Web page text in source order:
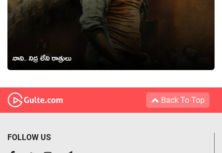
నాని.. నిద్ర లేని రాత్రులు
Back To Top
FOLLOW US